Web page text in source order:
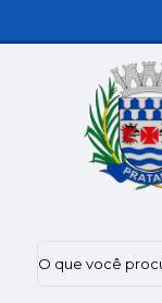
O que você